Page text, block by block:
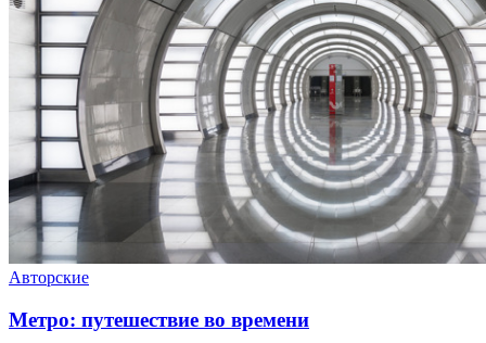
Авторские
Метро: путешествие во времени